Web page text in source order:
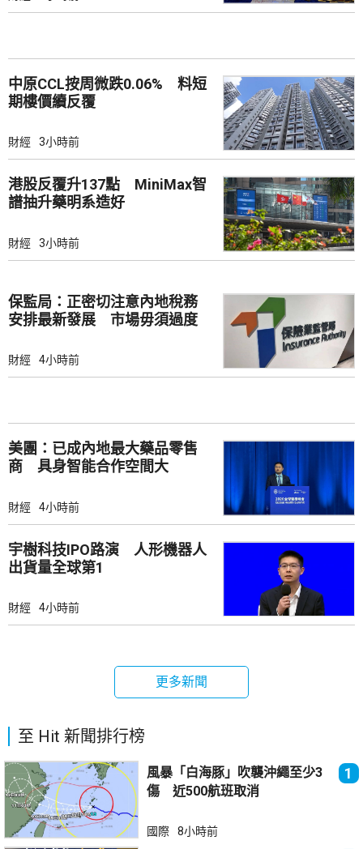
中原CCL按周微跌0.06% 料短
期樓價續反覆
財經 3小時前
港股反覆升137點 MiniMax智
譜抽升藥明系造好
財經 3小時前
保監局：正密切注意內地稅務
安排最新發展 市場毋須過度
財經 4小時前
美團：已成內地最大藥品零售
商 具身智能合作空間大
財經 4小時前
宇樹科技IPO路演 人形機器人
出貨量全球第1
財經 4小時前
更多新聞
至 Hit 新聞排行榜
風暴「白海豚」吹襲沖繩至少3
傷 近500航班取消
1
國際 8小時前